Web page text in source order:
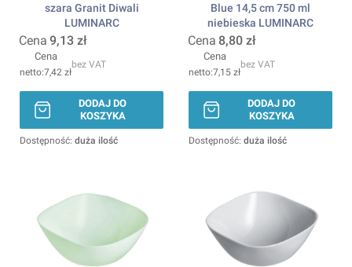
szara Granit Diwali
LUMINARC
Cena 9,13 zł
Cena
7,42 zł
bez VAT
DODAJ DO
KOSZYKA
Dostępność: duża ilość
Blue 14,5 cm 750 ml
niebieska LUMINARC
Cena 8,80 zł
Cena
7,15 zł
bez VAT
DODAJ DO
KOSZYKA
Dostępność: duża ilość